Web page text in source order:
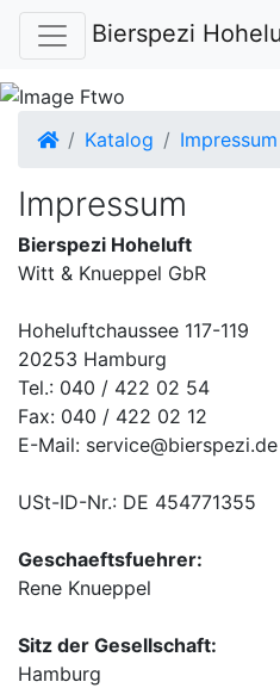
Bierspezi
Startseite
Katalog Impressum
Impressum
Bierspezi Hoheluft
Witt & Knueppel GbR
Hoheluftchaussee 117-119
20253 Hamburg
Tel.: 040 / 422 02 54
Fax: 040 / 422 02 12
E-Mail: service@bierspezi.de
USt-ID-Nr.: DE 454771355
Geschaeftsfuehrer:
Rene Knueppel
Sitz der Gesellschaft:
Hamburg